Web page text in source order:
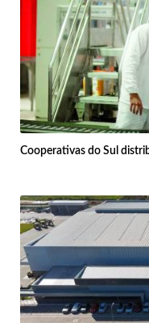
Cooperativas do Sul